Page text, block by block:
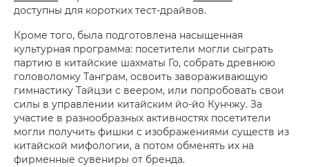
доступны для коротких тест-драйвов.
Кроме того, была подготовлена насыщенная
культурная программа: посетители могли сыграть
партию в китайские шахматы Го, собрать древнюю
головоломку Танграм, освоить завораживающую
гимнастику Тайцзи с веером, или попробовать свои
силы в управлении китайским йо-йо Кунчжу. За
участие в разнообразных активностях посетители
могли получить фишки с изображениями существ из
китайской мифологии, а потом обменять их на
фирменные сувениры от бренда.